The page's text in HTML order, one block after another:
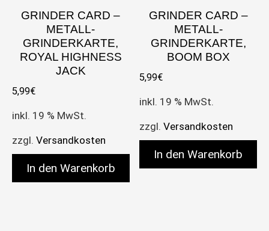
GRINDER CARD –
METALL-
GRINDERKARTE,
ROYAL HIGHNESS
JACK
5,99€
inkl. 19 % MwSt.
zzgl. Versandkosten
In den Warenkorb
GRINDER CARD –
METALL-
GRINDERKARTE,
BOOM BOX
5,99€
inkl. 19 % MwSt.
zzgl.Versandkosten
In den Warenkorb